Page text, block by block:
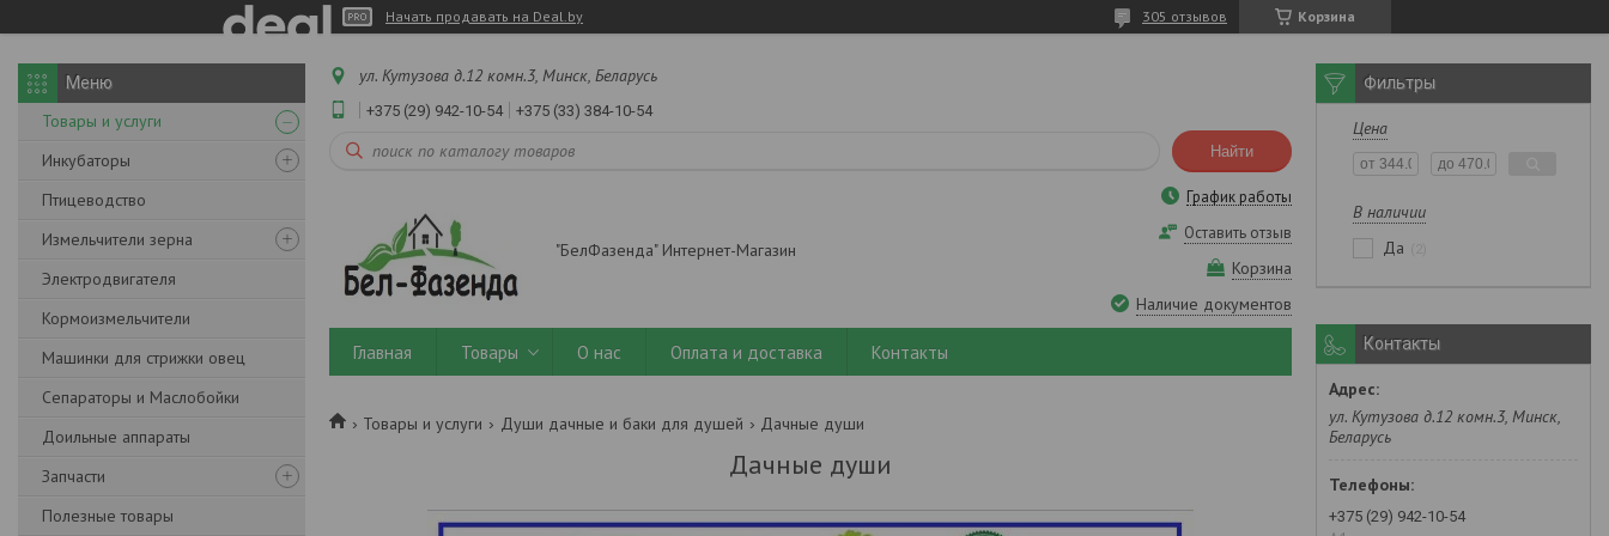
Начать продавать на Deal.by Корзина
305 отзывов
Товары и услуги
Инкубаторы
Птицеводство
Измельчители зерна
Электродвигателя
Кормоизмельчители
Машинки для стрижки овец
Сепараторы и Маслобойки
Доильные аппараты
Запчасти
Полезные товары
ул. Кутузова д.12 комн.3, Минск, Беларусь
+375 (29) 942-10-54 +375 (33) 384-10-54
Найти
"БелФазенда" Интернет-Магазин
График работы
Оставить отзыв
Корзина
Наличие документов
Главная Товары О нас Оплата и доставка Контакты
Товары и услуги Души дачные и баки для душей Дачные души
Дачные души
Фильтры
Цена
В наличии
Да
Контакты
ул. Кутузова д.12 комн.3, Минск,
Беларусь
+375 (29) 942-10-54